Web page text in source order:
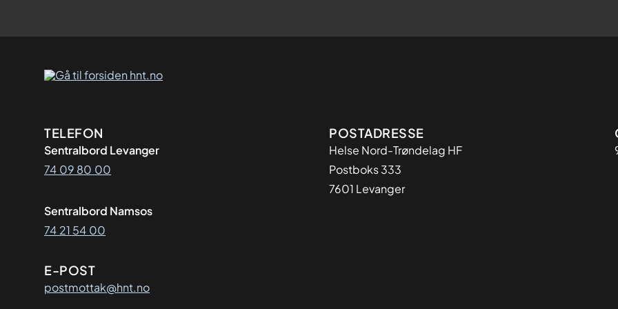
Kontaktinformasjon
TELEFON
Sentralbord Levanger
74 09 80 00
Sentralbord Namsos
74 21 54 00
E-POST
postmottak@hnt.no
Adresse
POSTADRESSE
Helse Nord-Trøndelag HF
Postboks 333
7601 Levanger